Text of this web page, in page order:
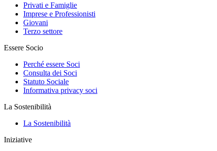
Privati e Famiglie
Imprese e Professionisti
Giovani
Terzo settore
Essere Socio
Perché essere Soci
Consulta dei Soci
Statuto Sociale
Informativa privacy soci
La Sostenibilità
La Sostenibilità
Iniziative